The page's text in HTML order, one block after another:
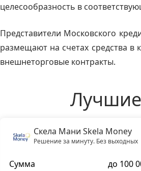
целесообразность в
Представители Московского
размещают на счетах средства в
внешнеторговые контракты.
Скела Мани Skela Money
Решение за минуту. Без выходных
Сумма
до 100